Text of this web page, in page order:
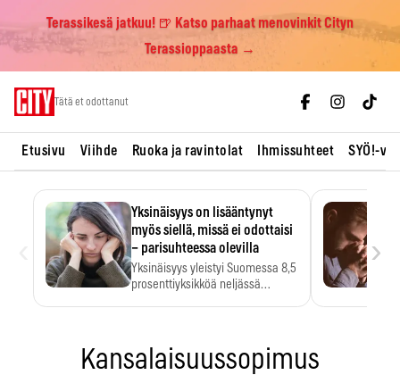
Terassikesä jatkuu! 🍺 Katso parhaat menovinkit Cityn
Terassioppaasta →
Tätä et odottanut
Etusivu Viihde Ruoka ja ravintolat Ihmissuhteet SYÖ!-
Yksinäisyys on lisääntynyt
myös siellä, missä ei odottaisi
– parisuhteessa olevilla
Yksinäisyys yleistyi Suomessa 8,5
prosenttiyksikköä neljässä
›
Kansalaisuussopimus